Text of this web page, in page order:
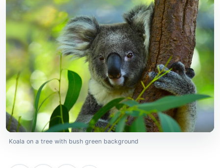
Koala on a tree with bush green background